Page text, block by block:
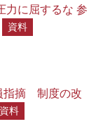
力に屈するな 参
資料
指摘 制度の改
資料